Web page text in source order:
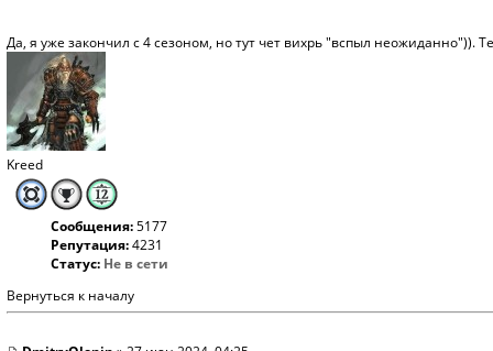
Да, я уже закончил с 4 сезоном, но тут чет вихрь "вспыл неожиданно")).
Kreed
Сообщения:5177
Репутация:4231
Статус: Не в сети
Вернуться к началу